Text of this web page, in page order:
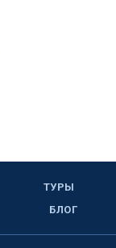
ТУРЫ
БЛОГ